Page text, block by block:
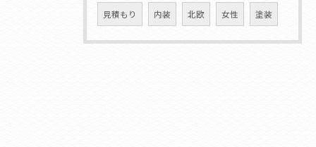
見積もり 内装 北欧 女性 塗装